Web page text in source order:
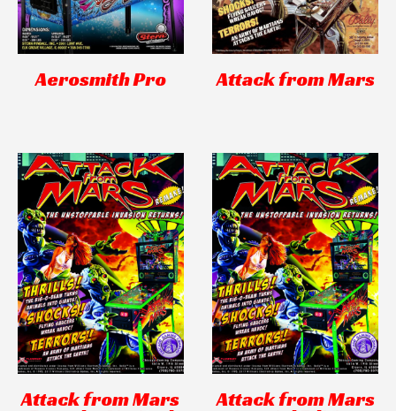
Aerosmith Pro Attack from Mars
Attack from Mars Attack from Mars